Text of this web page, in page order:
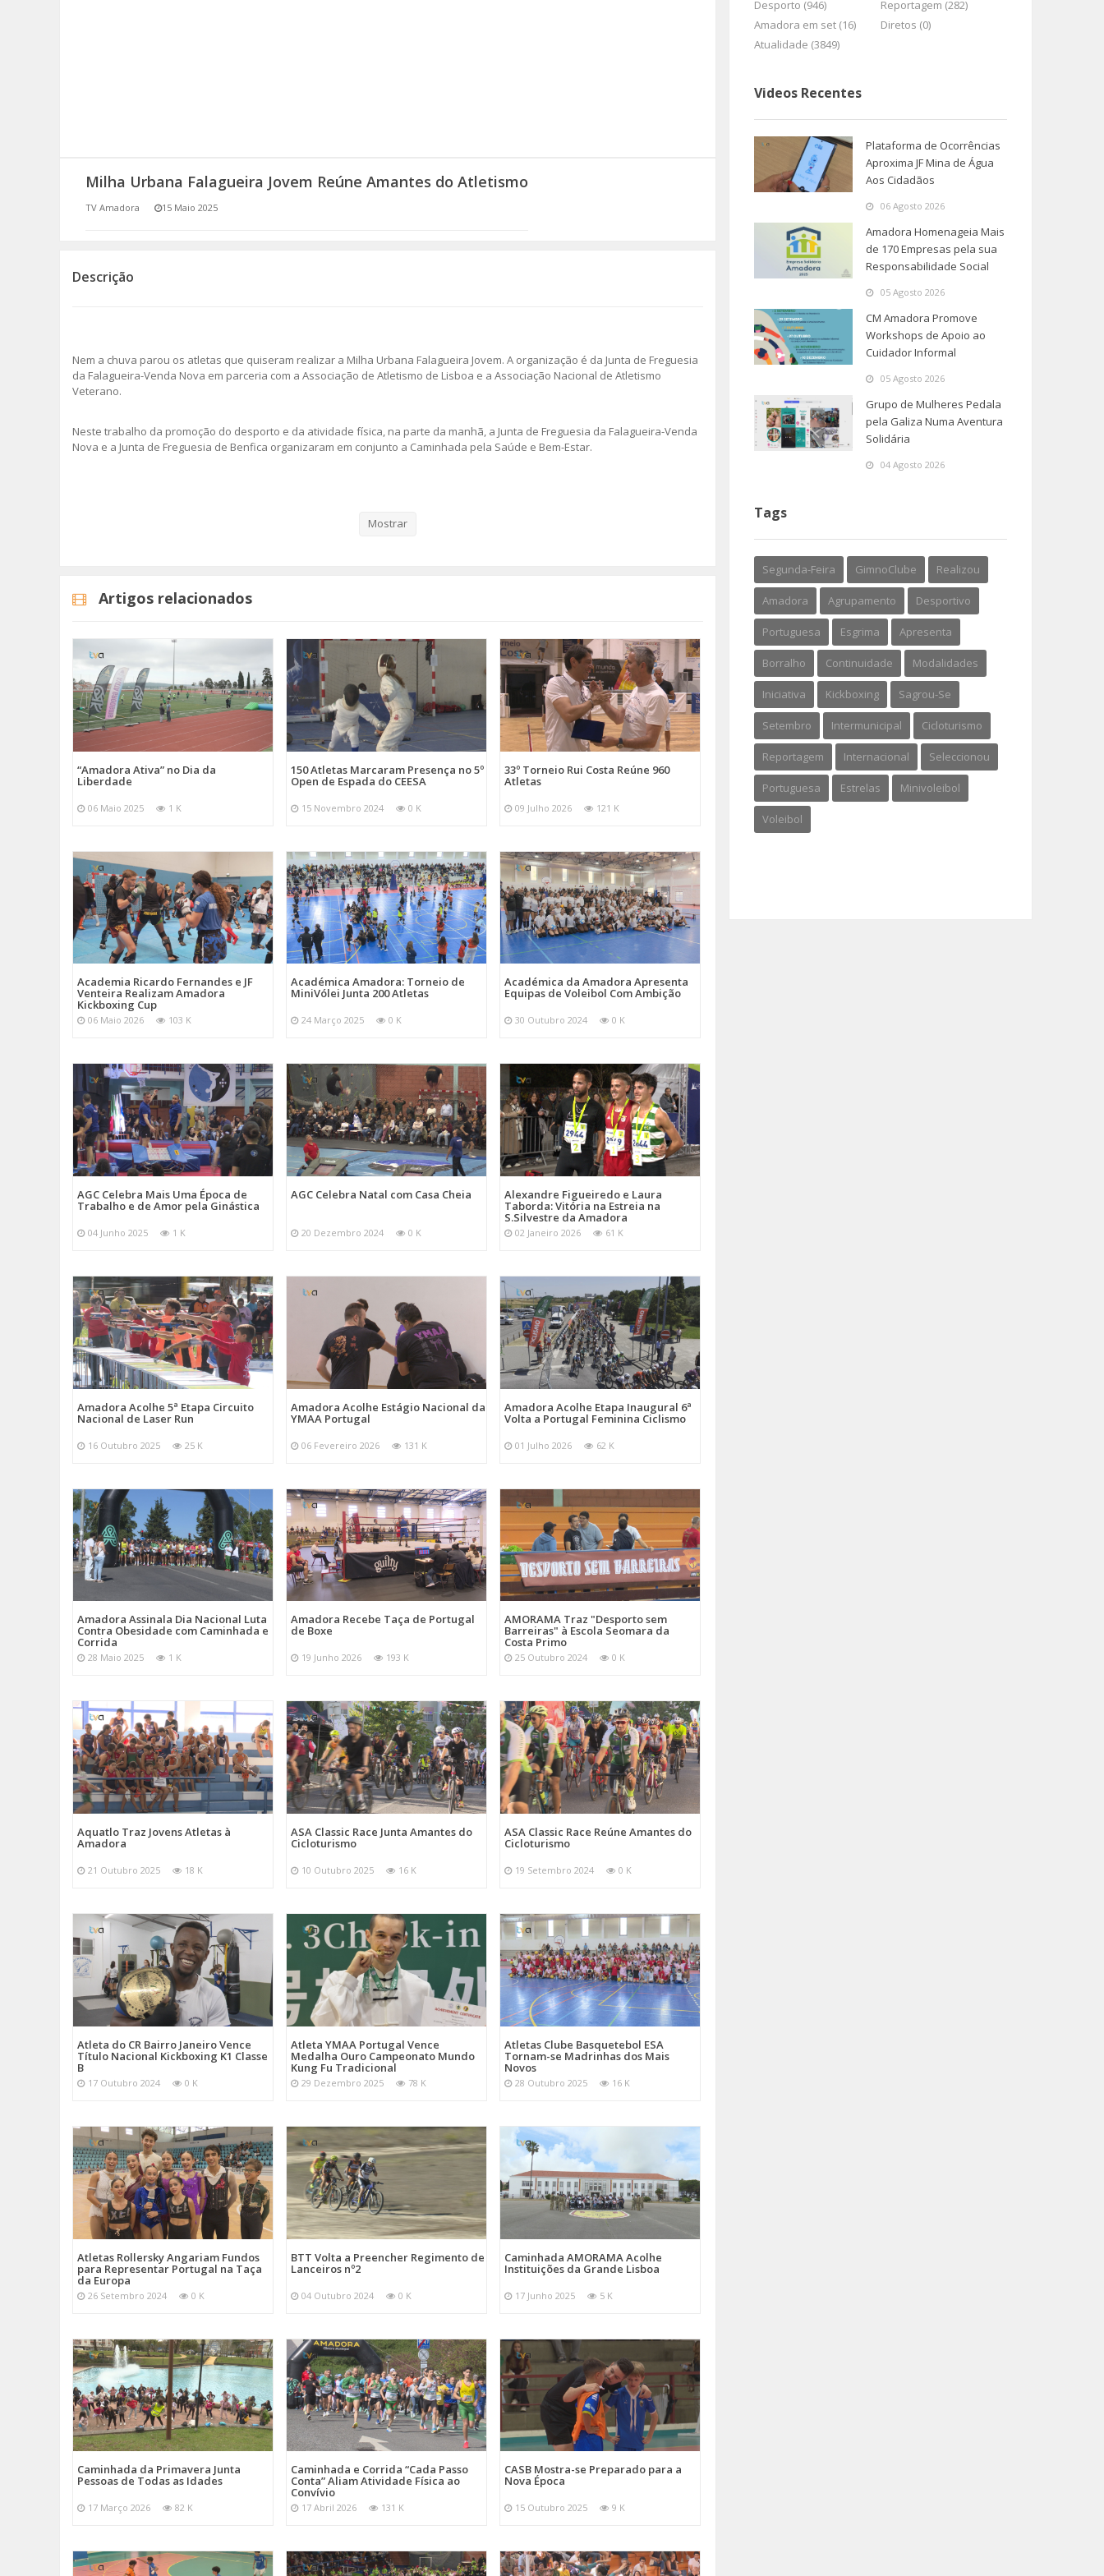
(RE) PENSAMENTOS
Milha Urbana Falagueira Jovem Reúne Amantes do Atletismo
TV Amadora 15 Maio 2025
Descrição
Nem a chuva parou os atletas que quiseram realizar a Milha Urbana Falagueira Jovem. A organização é da Junta de Freguesia
da Falagueira-Venda Nova em parceria com a Associação de Atletismo de Lisboa e a Associação Nacional de Atletismo
Veterano.
Neste trabalho da promoção do desporto e da atividade física, na parte da manhã, a Junta de Freguesia da Falagueira-Venda
Nova e a Junta de Freguesia de Benfica organizaram em conjunto a Caminhada pela Saúde e Bem-Estar.
Mostrar
Artigos relacionados
“Amadora Ativa” no Dia da
Liberdade
06 Maio 2025 1 K
150 Atletas Marcaram Presença no 5º
Open de Espada do CEESA
15 Novembro 2024 0 K
33º Torneio Rui Costa Reúne 960
Atletas
09 Julho 2026 121 K
Academia Ricardo Fernandes e JF
Venteira Realizam Amadora
Kickboxing Cup
06 Maio 2026 103 K
Académica Amadora: Torneio de
MiniVólei Junta 200 Atletas
24 Março 2025 0 K
Académica da Amadora Apresenta
Equipas de Voleibol Com Ambição
30 Outubro 2024 0 K
AGC Celebra Mais Uma Época de
Trabalho e de Amor pela Ginástica
04 Junho 2025 1 K
AGC Celebra Natal com Casa Cheia
20 Dezembro 2024 0 K
Alexandre Figueiredo e Laura
Taborda: Vitória na Estreia na
S.Silvestre da Amadora
02 Janeiro 2026 61 K
Amadora Acolhe 5ª Etapa Circuito
Nacional de Laser Run
16 Outubro 2025 25 K
Amadora Acolhe Estágio Nacional da
YMAA Portugal
06 Fevereiro 2026 131 K
Amadora Acolhe Etapa Inaugural 6ª
Volta a Portugal Feminina Ciclismo
01 Julho 2026 62 K
Amadora Assinala Dia Nacional Luta
Contra Obesidade com Caminhada e
Corrida
28 Maio 2025 1 K
Amadora Recebe Taça de Portugal
de Boxe
19 Junho 2026 193 K
AMORAMA Traz "Desporto sem
Barreiras" à Escola Seomara da
Costa Primo
25 Outubro 2024 0 K
Aquatlo Traz Jovens Atletas à
Amadora
21 Outubro 2025 18 K
ASA Classic Race Junta Amantes do
Cicloturismo
10 Outubro 2025 16 K
ASA Classic Race Reúne Amantes do
Cicloturismo
19 Setembro 2024 0 K
Atleta do CR Bairro Janeiro Vence
Título Nacional Kickboxing K1 Classe
B
17 Outubro 2024 0 K
Atleta YMAA Portugal Vence
Medalha Ouro Campeonato Mundo
Kung Fu Tradicional
29 Dezembro 2025 78 K
Atletas Clube Basquetebol ESA
Tornam-se Madrinhas dos Mais
Novos
28 Outubro 2025 16 K
Atletas Rollersky Angariam Fundos
para Representar Portugal na Taça
da Europa
26 Setembro 2024 0 K
BTT Volta a Preencher Regimento de
Lanceiros nº2
04 Outubro 2024 0 K
Caminhada AMORAMA Acolhe
Instituições da Grande Lisboa
17 Junho 2025 5 K
Caminhada da Primavera Junta
Pessoas de Todas as Idades
17 Março 2026 82 K
Caminhada e Corrida “Cada Passo
Conta” Aliam Atividade Física ao
Convívio
17 Abril 2026 131 K
CASB Mostra-se Preparado para a
Nova Época
15 Outubro 2025 9 K
Desporto (946)
Reportagem (282)
Amadora em set (16)
Diretos (0)
Atualidade (3849)
Videos Recentes
Plataforma de Ocorrências
Aproxima JF Mina de Água
Aos Cidadãos
06 Agosto 2026
Amadora Homenageia Mais
de 170 Empresas pela sua
Responsabilidade Social
05 Agosto 2026
CM Amadora Promove
Workshops de Apoio ao
Cuidador Informal
05 Agosto 2026
Grupo de Mulheres Pedala
pela Galiza Numa Aventura
Solidária
04 Agosto 2026
Tags
Segunda-Feira GimnoClube Realizou
Amadora Agrupamento Desportivo
Portuguesa Esgrima Apresenta
Borralho Continuidade Modalidades
Iniciativa Kickboxing Sagrou-Se
Setembro Intermunicipal Cicloturismo
Reportagem Internacional Seleccionou
Portuguesa Estrelas Minivoleibol
Voleibol